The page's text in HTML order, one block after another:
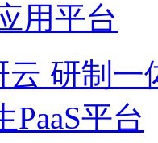
用平台
云 研制
PaaS平台